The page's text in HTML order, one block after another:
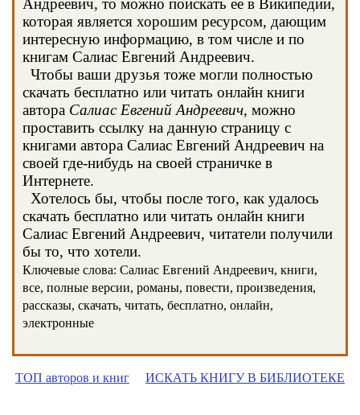
Андреевич, то можно поискать ее в Википедии,
которая является хорошим ресурсом, дающим
интересную информацию, в том числе и по
книгам Салиас Евгений Андреевич.
Чтобы ваши друзья тоже могли полностью
скачать бесплатно или читать онлайн книги
автора Салиас Евгений Андреевич, можно
проставить ссылку на данную страницу с
книгами автора Салиас Евгений Андреевич на
своей где-нибудь на своей страничке в
Интернете.
Хотелось бы, чтобы после того, как удалось
скачать бесплатно или читать онлайн книги
Салиас Евгений Андреевич, читатели получили
бы то, что хотели.
Ключевые слова: Салиас Евгений Андреевич, книги,
все, полные версии, романы, повести, произведения,
рассказы, скачать, читать, бесплатно, онлайн,
электронные
ТОП авторов и книг ИСКАТЬ КНИГУ В БИБЛИОТЕКЕ